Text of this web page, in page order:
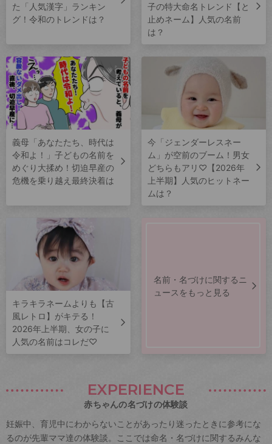
た「人気漢字」ランキン
グ！令和のトレンドは？
子の特大命名トレンド【と
止めネーム】人気の名前
は？
義母「あなたたち、時代は
令和よ！」子どもの名前を
めぐり大揉め！切迫早産の
危機を乗り越え最終決着は
今「ジェンダーレスネー
ム」が空前のブーム！男女
どちらもアリ♡【2026年
上半期】人気のヒットネー
ムは？
キラキラネームよりも【古
風レトロ】がキテる！
2026年上半期、女の子に
人気の名前はコレだ♡
名前・名づけに関するニ
ュースをもっと見る
EXPERIENCE
赤ちゃんの名づけの体験談
妊娠中、育児中にわからないことがあったり迷ったときに参考にな
るのが先輩ママ達の体験談。ここでは命名・名づけに関するみんな